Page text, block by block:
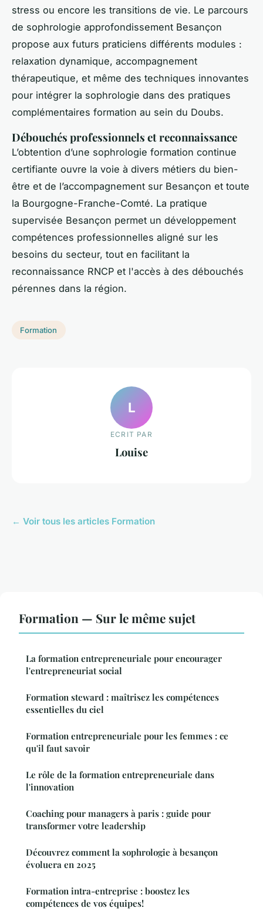
stress ou encore les transitions de vie. Le parcours
de sophrologie approfondissement Besançon
propose aux futurs praticiens différents modules :
relaxation dynamique, accompagnement
thérapeutique, et même des techniques innovantes
pour intégrer la sophrologie dans des pratiques
complémentaires formation au sein du Doubs.
Débouchés professionnels et reconnaissance
L’obtention d’une sophrologie formation continue
certifiante ouvre la voie à divers métiers du bien-
être et de l’accompagnement sur Besançon et toute
la Bourgogne-Franche-Comté. La pratique
supervisée Besançon permet un développement
compétences professionnelles aligné sur les
besoins du secteur, tout en facilitant la
reconnaissance RNCP et l'accès à des débouchés
pérennes dans la région.
Formation
L
ECRIT PAR
Louise
← Voir tous les articles Formation
Formation — Sur le même sujet
La formation entrepreneuriale pour encourager
l'entrepreneuriat social
Formation steward : maîtrisez les compétences
essentielles du ciel
Formation entrepreneuriale pour les femmes : ce
qu'il faut savoir
Le rôle de la formation entrepreneuriale dans
l'innovation
Coaching pour managers à paris : guide pour
transformer votre leadership
Découvrez comment la sophrologie à besançon
évoluera en 2025
Formation intra-entreprise : boostez les
compétences de vos équipes!